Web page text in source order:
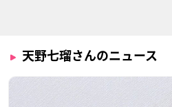
天野七瑠さんのニュース